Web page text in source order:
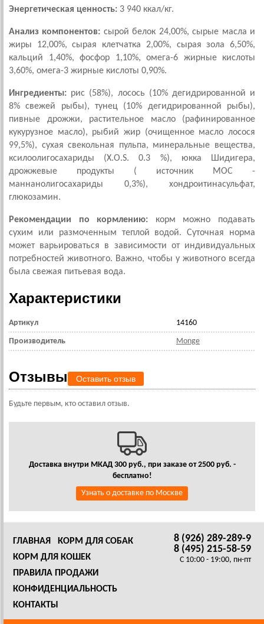
Энергетическая ценность: 3 940 ккал/кг.
Анализ компонентов: сырой белок 24,00%, сырые масла и
жиры 12,00%, сырая клетчатка 2,00%, сырая зола 6,50%,
кальций 1,40%, фосфор 1,10%, омега-6 жирные кислоты
3,60%, омега-3 жирные кислоты 0,90%.
Ингредиенты: рис (58%), лосось (10% дегидрированной и
8% свежей рыбы), тунец (10% дегидрированной рыбы),
пивные дрожжи, растительное масло (рафинированное
кукурузное масло), рыбий жир (очищенное масло лосося
99,5%), сухая свекольная пульпа, минеральные вещества,
ксилоолигосахариды (X.O.S. 0.3 %), юкка Шидигера,
дрожжевые продукты ( источник МОС -
маннанолигосахариды 0,3%), хондроитинасульфат,
глюкозамин.
Рекомендации по кормлению: корм можно подавать
сухим или размоченным теплой водой. Суточная норма
может варьироваться в зависимости от индивидуальных
потребностей животного. Важно, чтобы у животного всегда
была свежая питьевая вода.
Характеристики
Артикул 14160
Производитель Monge
Отзывы Оставить отзыв
Будьте первым, кто оставил отзыв.
Доставка внутри МКАД 300 руб., при заказе от 2500 руб. -
бесплатно!
Узнать о доставке по Москве
8 (926) 289-289-9
8 (495) 215-58-59
C 10:00 - 19:00, пн-пт
ГЛАВНАЯ
КОРМ ДЛЯ СОБАК
КОРМ ДЛЯ КОШЕК
ПРАВИЛА ПРОДАЖИ
КОНФИДЕНЦИАЛЬНОСТЬ
КОНТАКТЫ